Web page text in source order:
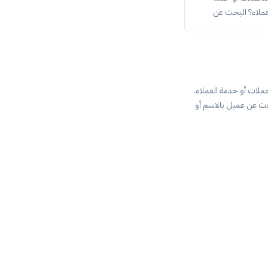
البحث عن
أو خدمة العملاء.
عن عميل بالاسم أو